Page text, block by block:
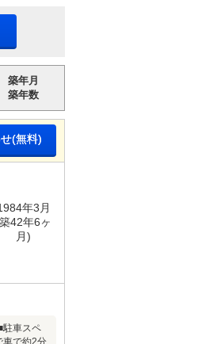
築年月
築年数
(無料)
年3月
42年6ヶ
月)
駐車スペ
車で約2分